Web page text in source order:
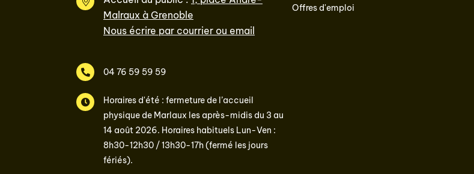
Malraux à Grenoble
Nous écrire par courrier ou email
04 76 59 59 59
Horaires d'été : fermeture de l’accueil
physique de Marlaux les après-midis du 3 au
14 août 2026. Horaires habituels Lun-Ven :
8h30-12h30 / 13h30-17h (fermé les jours
fériés).
Offres d'emploi